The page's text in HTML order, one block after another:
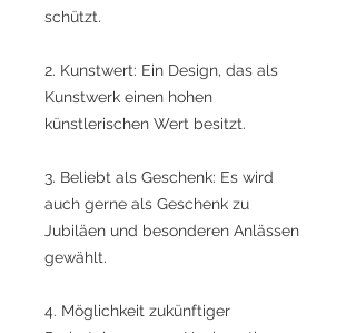
schützt.
2. Kunstwert: Ein Design, das als
Kunstwerk einen hohen
künstlerischen Wert besitzt.
3. Beliebt als Geschenk: Es wird
auch gerne als Geschenk zu
Jubiläen und besonderen Anlässen
gewählt.
4. Möglichkeit zukünftiger